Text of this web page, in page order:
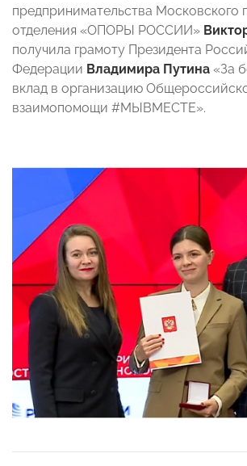
предпринимательства Московского
отделения «ОПОРЫ РОССИИ»
получила грамоту Президента
Федерации Владимира Путина «За
вклад в организацию
взаимопомощи #МЫВМЕСТЕ».